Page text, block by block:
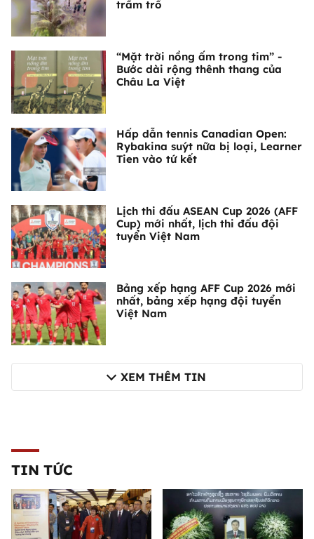
trầm trồ
“Mặt trời nồng ấm trong tim” -
Bước dài rộng thênh thang của
Châu La Việt
Hấp dẫn tennis Canadian Open:
Rybakina suýt nữa bị loại, Learner
Tien vào tứ kết
Lịch thi đấu ASEAN Cup 2026 (AFF
Cup) mới nhất, lịch thi đấu đội
tuyển Việt Nam
Bảng xếp hạng AFF Cup 2026 mới
nhất, bảng xếp hạng đội tuyển
Việt Nam
XEM THÊM TIN
TIN TỨC